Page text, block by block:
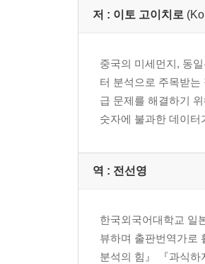
저 : 이토 고이치로
중국의 미세먼지, 동
터 분석으로 주목받
급 문제를 해결하기
숫자에 불과한 데이터
역 : 전선영
한국외국어대학교 일
뷰하며 출판번역가로
분석의 힘』 『과식